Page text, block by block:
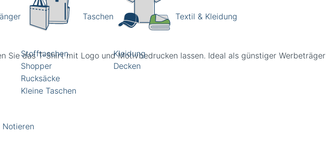
Taschen
Stofftaschen
Shopper
Rucksäcke
Kleine Taschen
Textil & Kleidung
Kleidung
Decken
Notieren
Sie das T-Shirt mit Logo und Motivbedrucken lassen. Ideal als günstiger Werbeträger